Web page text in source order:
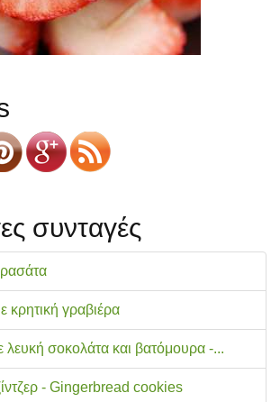
συνταγές
κρητική γραβιέρα
σοκολάτα και βατόμουρα -...
- Gingerbread cookies